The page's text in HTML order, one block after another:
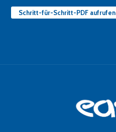
Schritt-für-Schritt-PDF aufrufen